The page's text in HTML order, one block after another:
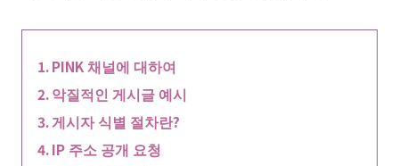
PINK 채널에 대하여
악질적인 게시글 예시
게시자 식별 절차란?
IP 주소 공개 요청